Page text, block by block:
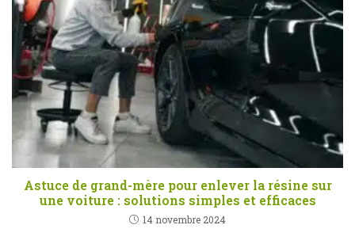
Astuce de grand-mère pour enlever la résine sur
une voiture : solutions simples et efficaces
14 novembre 2024